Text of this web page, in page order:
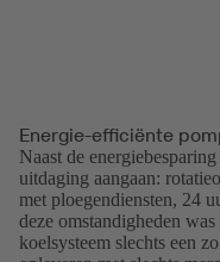
Energie-efficiënte
Naast de
uitdaging aangaan:
met ploegendiensten, 24
deze omstandigheden
koelsysteem slechts een